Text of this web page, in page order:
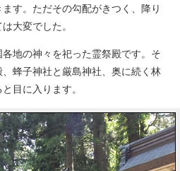
す。ただその勾配がきつく、降り
大変でした。
地の神々を祀った霊祭殿です。そ
蜂子神社と厳島神社、奥に続く林
目に入ります。